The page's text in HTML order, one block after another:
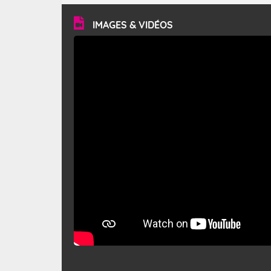
vitesse moyenne de 50 km/h et atteindre 80 à 100 km/h
en rafales, parfois davantage. Il parcourt la basse vallée
du Rhône et la Provence et envahit le littoral
méditerranéen à partir de la Camargue.
IMAGES & VIDÉOS